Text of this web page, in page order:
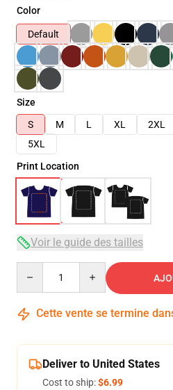
Color
Default
Size
S
M L XL 2XL
5XL
Print Location
Voir le guide des tailles
Cette vente se termine
Deliver to United States
Cost to ship:$6.99